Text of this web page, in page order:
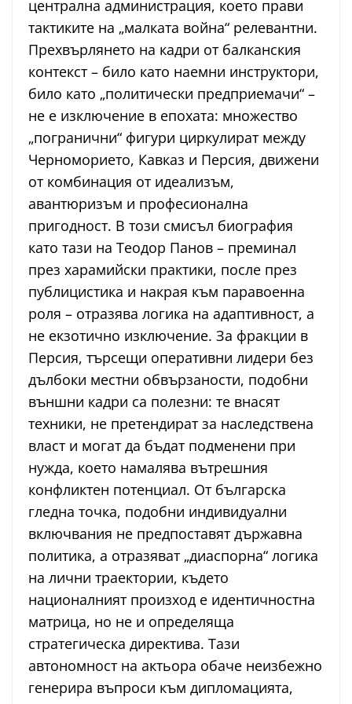
централна администрация, което прави
тактиките на „малката война“ релевантни.
Прехвърлянето на кадри от балканския
контекст – било като наемни инструктори,
било като „политически предприемачи“ –
не е изключение в епохата: множество
„погранични“ фигури циркулират между
Черноморието, Кавказ и Персия, движени
от комбинация от идеализъм,
авантюризъм и професионална
пригодност. В този смисъл биография
като тази на Теодор Панов – преминал
през харамийски практики, после през
публицистика и накрая към паравоенна
роля – отразява логика на адаптивност, а
не екзотично изключение. За фракции в
Персия, търсещи оперативни лидери без
дълбоки местни обвързаности, подобни
външни кадри са полезни: те внасят
техники, не претендират за наследствена
власт и могат да бъдат подменени при
нужда, което намалява вътрешния
конфликтен потенциал. От българска
гледна точка, подобни индивидуални
включвания не предпоставят държавна
политика, а отразяват „диаспорна“ логика
на лични траектории, където
националният произход е идентичностна
матрица, но не и определяща
стратегическа директива. Тази
автономност на актьора обаче неизбежно
генерира въпроси към дипломацията,